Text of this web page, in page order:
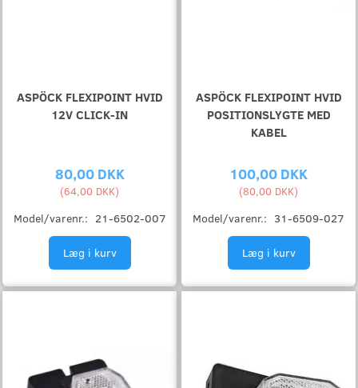
ASPÖCK FLEXIPOINT HVID
12V CLICK-IN
80,00 DKK
(64,00 DKK)
Model/varenr.: 21-6502-007
Læg i kurv
ASPÖCK FLEXIPOINT HVID
POSITIONSLYGTE MED
KABEL
100,00 DKK
(80,00 DKK)
Model/varenr.: 31-6509-027
Læg i kurv